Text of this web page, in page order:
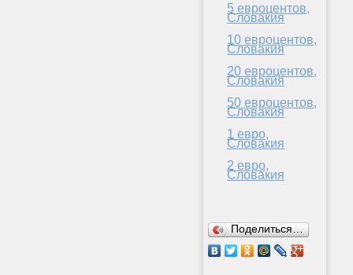
5 евроцентов,
Словакия
10 евроцентов,
Словакия
20 евроцентов,
Словакия
50 евроцентов,
Словакия
1 евро,
Словакия
2 евро,
Словакия
Поделиться…